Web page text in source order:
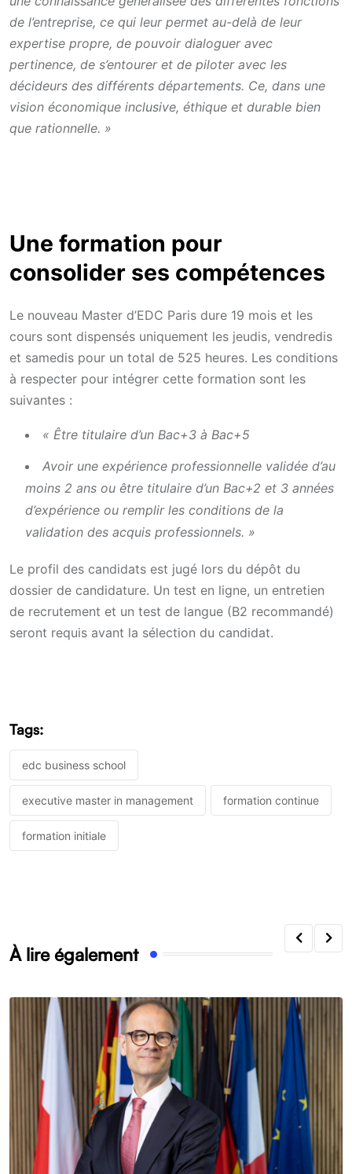
de l’entreprise, ce qui leur permet au-delà de leur
expertise propre, de pouvoir dialoguer avec
pertinence, de s’entourer et de piloter avec les
décideurs des différents départements. Ce, dans une
vision économique inclusive, éthique et durable bien
que rationnelle. »
Une formation pour
consolider ses compétences
Le nouveau Master d’EDC Paris dure 19 mois et les
cours sont dispensés uniquement les jeudis, vendredis
et samedis pour un total de 525 heures. Les conditions
à respecter pour intégrer cette formation sont les
suivantes :
« Être titulaire d’un Bac+3 à Bac+5
Avoir une expérience professionnelle validée d’au
moins 2 ans ou être titulaire d’un Bac+2 et 3 années
d’expérience ou remplir les conditions de la
validation des acquis professionnels. »
Le profil des candidats est jugé lors du dépôt du
dossier de candidature. Un test en ligne, un entretien
de recrutement et un test de langue (B2 recommandé)
seront requis avant la sélection du candidat.
Tags:
edc business school
executive master in management formation continue
formation initiale
À lire également